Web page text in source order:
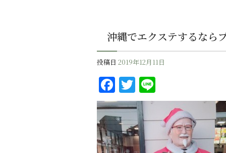
沖縄でエクステするなら
投稿日 2019年12月11日
F
a
c
e
T
w
it
te
n
e